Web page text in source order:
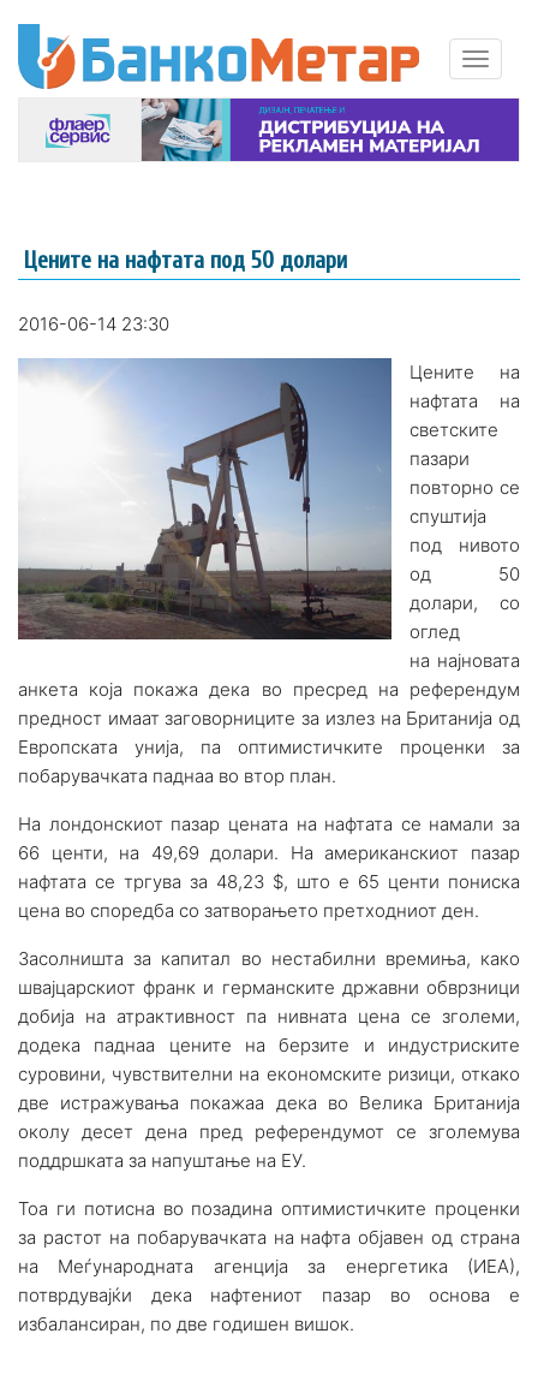
Цените на нафтата под 50 долари
2016-06-14 23:30
Цените на
нафтата на
светските
пазари
повторно се
спуштија
под нивото
од 50
долари, со
оглед
на најновата
анкета која покажа дека во пресред на референдум
предност имаат заговорниците за излез на Британија од
Европската унија, па оптимистичките проценки за
побарувачката паднаа во втор план.
На лондонскиот пазар цената на нафтата се намали за
66 центи, на 49,69 долари. На американскиот пазар
нафтата се тргува за 48,23 $, што е 65 центи пониска
цена во споредба со затворањето претходниот ден.
Засолништа за капитал во нестабилни времиња, како
швајцарскиот франк и германските државни обврзници
добија на атрактивност па нивната цена се зголеми,
додека паднаа цените на берзите и индустриските
суровини, чувствителни на економските ризици, откако
две истражувања покажаа дека во Велика Британија
околу десет дена пред референдумот се зголемува
поддршката за напуштање на ЕУ.
Тоа ги потисна во позадина оптимистичките проценки
за растот на побарувачката на нафта објавен од страна
на Меѓународната агенција за енергетика (ИЕА),
потврдувајќи дека нафтениот пазар во основа е
избалансиран, по две годишен вишок.